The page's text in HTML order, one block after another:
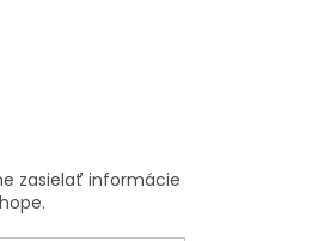
zasielať informácie